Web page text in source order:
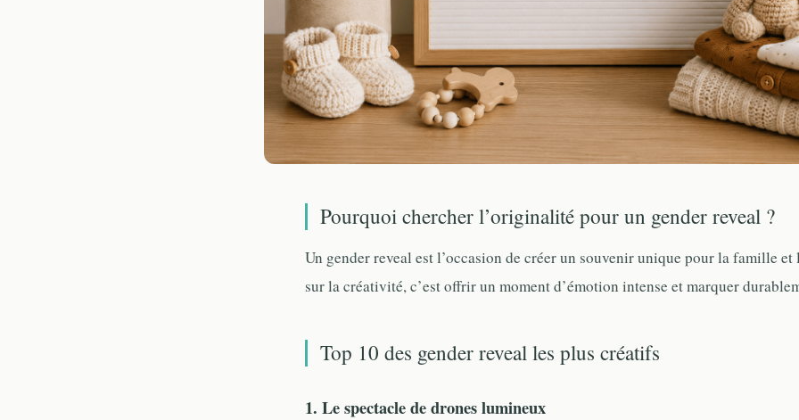
Pourquoi chercher l’originalité pour un gender reveal ?
Un gender reveal est l’occasion de créer un souvenir unique pour la famille et
sur la créativité, c’est offrir un moment d’émotion intense et marquer
Top 10 des gender reveal les plus créatifs
1. Le spectacle de drones lumineux